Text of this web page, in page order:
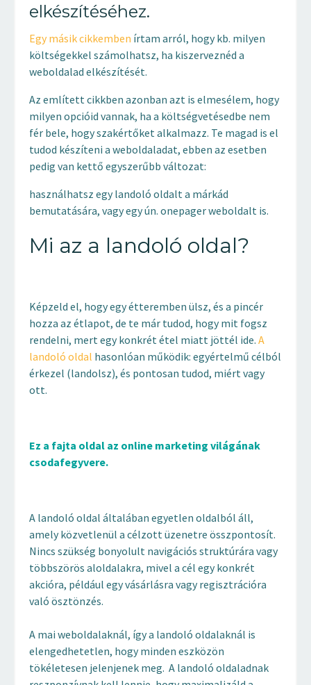
elkészítéséhez.
Egy másik cikkemben írtam arról, hogy kb. milyen
költségekkel számolhatsz, ha kiszerveznéd a
weboldalad elkészítését.
Az említett cikkben azonban azt is elmesélem, hogy
milyen opcióid vannak, ha a költségvetésedbe nem
fér bele, hogy szakértőket alkalmazz. Te magad is el
tudod készíteni a weboldaladat, ebben az esetben
pedig van kettő egyszerűbb változat:
használhatsz egy landoló oldalt a márkád
bemutatására, vagy egy ún. onepager weboldalt is.
Mi az a landoló oldal?
Képzeld el, hogy egy étteremben ülsz, és a pincér
hozza az étlapot, de te már tudod, hogy mit fogsz
rendelni, mert egy konkrét étel miatt jöttél ide. A
landoló oldal hasonlóan működik: egyértelmű célból
érkezel (landolsz), és pontosan tudod, miért vagy
ott.
Ez a fajta oldal az online marketing világának
csodafegyvere.
A landoló oldal általában egyetlen oldalból áll,
amely közvetlenül a célzott üzenetre összpontosít.
Nincs szükség bonyolult navigációs struktúrára vagy
többszörös aloldalakra, mivel a cél egy konkrét
akcióra, például egy vásárlásra vagy regisztrációra
való ösztönzés.
A mai weboldalaknál, így a landoló oldalaknál is
elengedhetetlen, hogy minden eszközön
tökéletesen jelenjenek meg. A landoló oldaladnak